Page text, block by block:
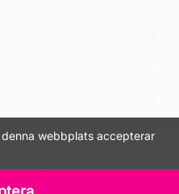
webbplats accepterararrow_drop_down
Online™